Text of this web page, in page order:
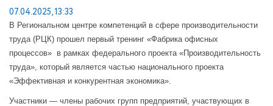
07.04.2025, 13:33
В Региональном центре компетенций в сфере производительности
труда (РЦК) прошел первый тренинг «Фабрика офисных
процессов» в рамках федерального проекта «Производительность
труда», который является частью национального проекта
«Эффективная и конкурентная экономика».
Участники — члены рабочих групп предприятий, участвующих в